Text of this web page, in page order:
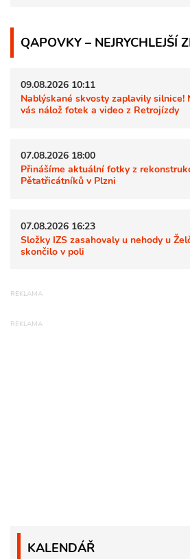
QAPOVKY – NEJRYCHLEJŠÍ
09.08.2026 10:11
Nablýskané skvosty zaplavily silnice!
vás nálož fotek a video z Retrojízdy
07.08.2026 18:00
Přinášíme aktuální fotky z
Pětatřicátníků v Plzni
07.08.2026 16:23
Složky IZS zasahovaly u nehody u
skončilo v poli
KALENDÁŘ